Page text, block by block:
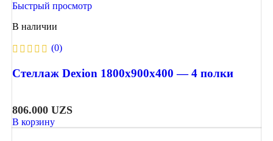
Быстрый просмотр
В наличии
(0)
Стеллаж Dexion 1800х900х400 — 4 полки
806.000 UZS
В корзину